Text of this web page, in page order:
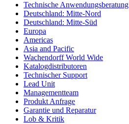
Technische Anwendungsberatung
Deutschland: Mitte-Nord
Deutschland: Mitte-Süd
Europa
Americas
Asia and Pacific
Wachendorff World Wide
Katalogdistributoren
Technischer Support
Lead Unit
Managementteam
Produkt Anfrage
Garantie und Reparatur
Lob & Kritik